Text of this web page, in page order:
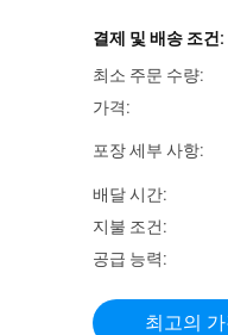
결제 및 배송 조건:
최소 주문 수량:
가격:
포장 세부 사항:
배달 시간:
지불 조건:
공급 능력:
최고의 가